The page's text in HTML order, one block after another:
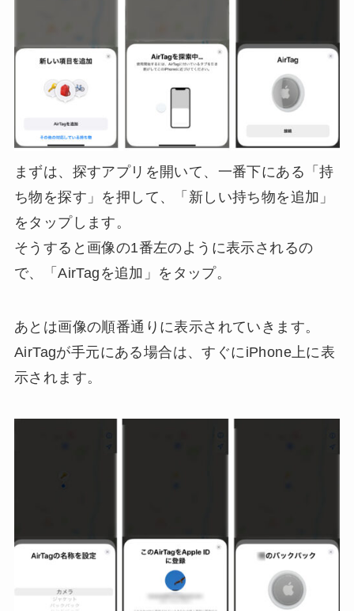
まずは、探すアプリを開いて、一番下にある「持
ち物を探す」を押して、「新しい持ち物を追加」
をタップします。
そうすると画像の1番左のように表示されるの
で、「AirTagを追加」をタップ。
あとは画像の順番通りに表示されていきます。
AirTagが手元にある場合は、すぐにiPhone上に表
示されます。